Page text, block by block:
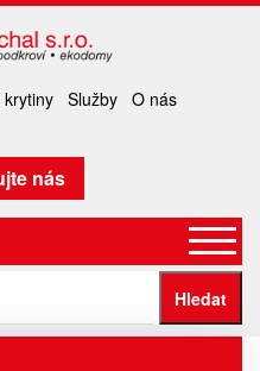
Služby O nás
nás